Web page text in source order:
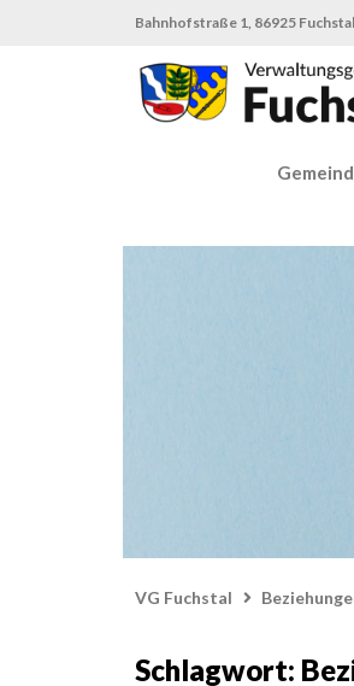
Bahnhofstraße 1, 86925
VG Fuchstal
Schlagwort: